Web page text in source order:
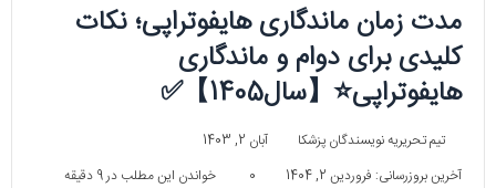
مدت زمان ماندگاری هایفوتراپی؛ نکات
کلیدی برای دوام و ماندگاری
هایفوتراپی⭐【سال1405】✅
تیم تحریریه نویسندگان پزشکا
آبان 2, 1403
آخرین بروزرسانی: فروردین 2, 1404
0 خواندن این مطلب در 9 دقیقه